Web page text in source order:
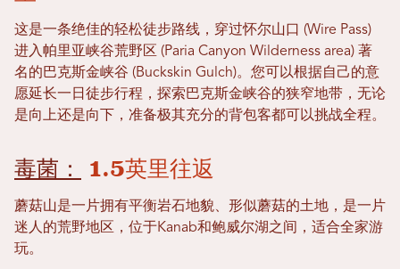
这是一条绝佳的轻松徒步路线，穿过怀尔山口 (Wire Pass)
进入帕里亚峡谷荒野区 (Paria Canyon Wilderness area) 著
名的巴克斯金峡谷 (Buckskin Gulch)。您可以根据自己的意
愿延长一日徒步行程，探索巴克斯金峡谷的狭窄地带，无论
是向上还是向下，准备极其充分的背包客都可以挑战全程。
毒菌： 1.5英里往返
蘑菇山是一片拥有平衡岩石地貌、形似蘑菇的土地，是一片
迷人的荒野地区，位于Kanab和鲍威尔湖之间，适合全家游
玩。